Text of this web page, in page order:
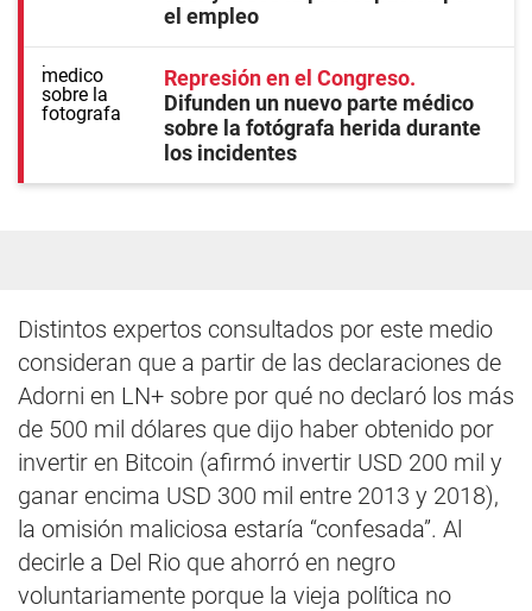
el empleo
Represión en el Congreso
Difunden un nuevo parte médico
sobre la fotógrafa herida durante
los incidentes
Distintos expertos consultados por este medio
consideran que a partir de las declaraciones de
Adorni en LN+ sobre por qué no declaró los más
de 500 mil dólares que dijo haber obtenido por
invertir en Bitcoin (afirmó invertir USD 200 mil y
ganar encima USD 300 mil entre 2013 y 2018),
la omisión maliciosa estaría “confesada”. Al
decirle a Del Rio que ahorró en negro
voluntariamente porque la vieja política no